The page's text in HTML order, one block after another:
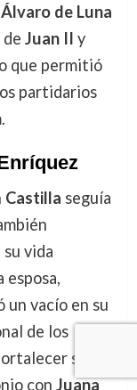
Álvaro de Luna
Juan II y
que permitió
partidarios
.
Castilla seguía
vida
esposa,
un vacío en su
de los
su
con Juana